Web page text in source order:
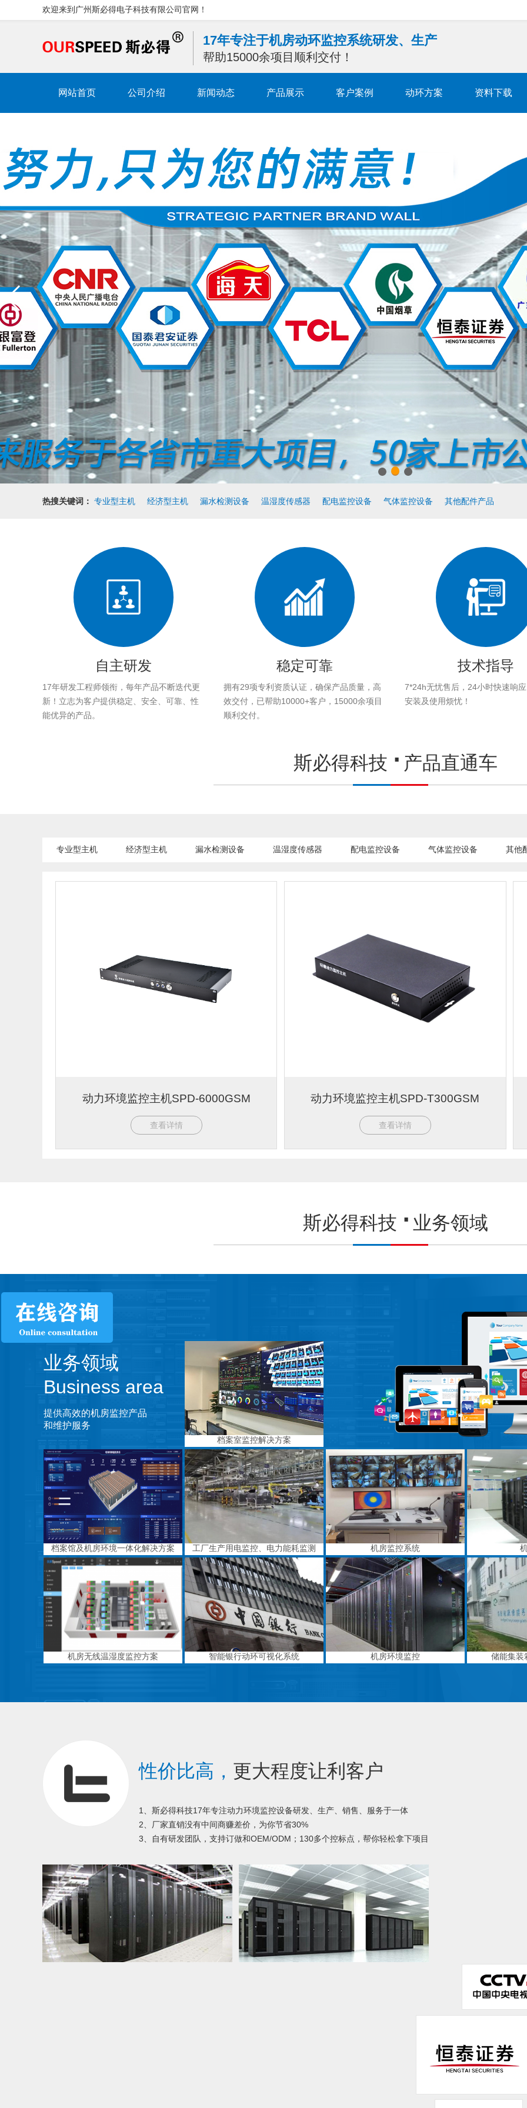
欢迎来到广州斯必得电子科技有限公司官网！
17年专注于机房动环监控系统研发、生产
帮助15000余项目顺利交付！
网站首页 公司介绍 新闻动态 产品展示 客户案例 动环方案 资料下载
热搜关键词： 专业型主机 经济型主机 漏水检测设备 温湿度传感器 配电监控设备 气体监控设备 其他配件产品
自主研发
17年研发工程师领衔，每年产品不断迭代更
新！立志为客户提供稳定、安全、可靠、性
能优异的产品。
稳定可靠
拥有29项专利资质认证，确保产品质量，高
效交付，已帮助10000+客户，15000余项目
顺利交付。
技术指导
7*24h无忧售后，24小时快速响
安装及使用烦忧！
斯必得科技 产品直通车
专业型主机 经济型主机 漏水检测设备 温湿度传感器 配电监控设备 气体监控设备 其他
动力环境监控主机SPD-6000GSM
查看详情
动力环境监控主机SPD-T300GSM
查看详情
斯必得科技 业务领域
业务领域
Business area
提供高效的机房监控产品
和维护服务
档案室监控解决方案
档案馆及机房环境一体化解决方案 工厂生产用电监控、电力能耗监测 机房监控系统
机房无线温湿度监控方案 智能银行动环可视化系统 机房环境监控 储能集装
性价比高， 更大程度让利客户
1、斯必得科技17年专注动力环境监控设备研发、生产、销售、服务于一体
2、厂家直销没有中间商赚差价，为你节省30%
3、自有研发团队，支持订做和OEM/ODM；130多个控标点，帮你轻松拿下项目